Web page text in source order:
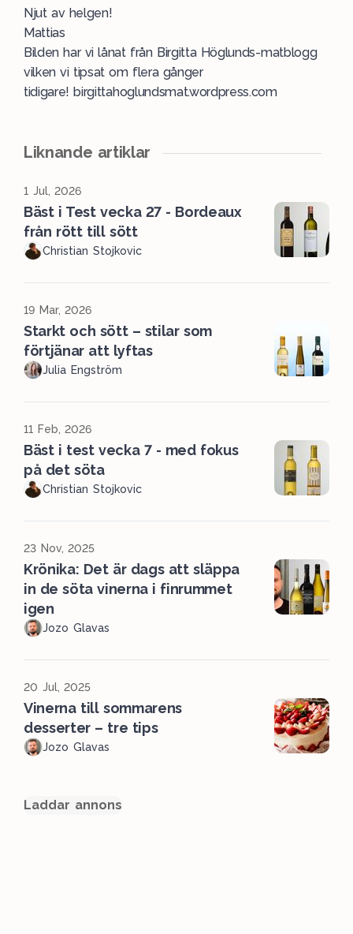
Njut av helgen!
Mattias
Bilden har vi lånat från Birgitta Höglunds-matblogg
vilken vi tipsat om flera gånger
tidigare!birgittahoglundsmat.wordpress.com
Liknande artiklar
1 Jul, 2026
Bäst i Test vecka 27 - Bordeaux
från rött till sött
Christian Stojkovic
19 Mar, 2026
Starkt och sött – stilar som
förtjänar att lyftas
Julia Engström
11 Feb, 2026
Bäst i test vecka 7 - med fokus
på det söta
Christian Stojkovic
23 Nov, 2025
Krönika: Det är dags att släppa
in de söta vinerna i finrummet
igen
Jozo Glavas
20 Jul, 2025
Vinerna till sommarens
desserter – tre tips
Jozo Glavas
Laddar annons